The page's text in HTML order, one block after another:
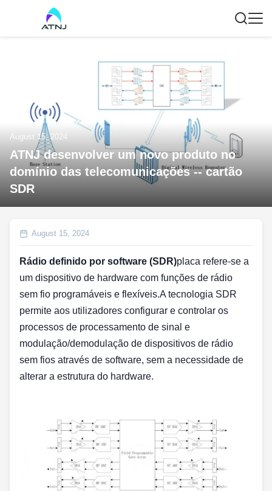
August 15, 2024
ATNJ desenvolver um novo produto no
domínio das telecomunicações -- cartão
SDR
August 15, 2024
Rádio definido por software (SDR)placa refere-se a
um dispositivo de hardware com funções de rádio
sem fio programáveis e flexíveis.A tecnologia SDR
permite aos utilizadores configurar e controlar os
processos de processamento de sinal e
modulação/demodulação de dispositivos de rádio
sem fios através de software, sem a necessidade de
alterar a estrutura do hardware.